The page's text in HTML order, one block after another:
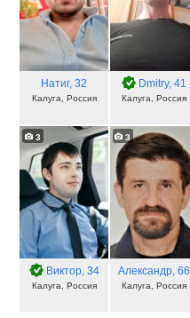
Натиг, 32
Калуга, Россия
Dmitry, 41
Калуга, Россия
3
Виктор, 34
Калуга, Россия
3
Александр, 66
Калуга, Россия